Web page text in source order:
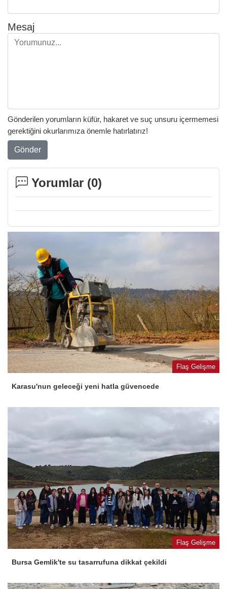
Mesaj
Gönderilen yorumların küfür, hakaret ve suç unsuru içermemesi
gerektiğini okurlarımıza önemle hatırlatırız!
Gönder
Yorumlar (0)
Flaş Gelişme
Karasu'nun geleceği yeni hatla güvencede
Flaş Gelişme
Bursa Gemlik'te su tasarrufuna dikkat çekildi